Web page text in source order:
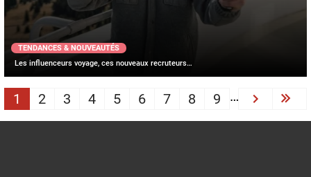
TENDANCES & NOUVEAUTÉS
Les influenceurs voyage, ces nouveaux recruteurs…
PAGINATION
1 2 3 4 5 6 7 8 9 …
Next ›